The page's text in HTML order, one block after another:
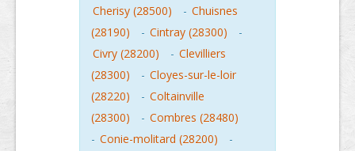
Cherisy (28500)
- Chuisnes
(28190)
- Cintray (28300)
-
Civry (28200)
- Clevilliers
(28300)
- Cloyes-sur-le-loir
(28220)
- Coltainville
(28300)
- Combres (28480)
- Conie-molitard (28200)
-